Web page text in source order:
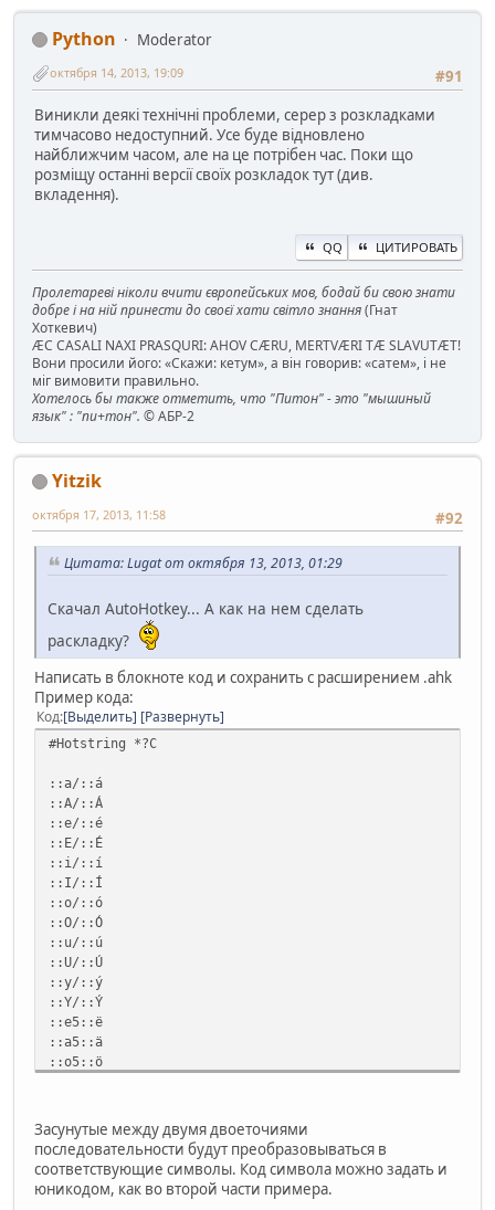
Python
Moderator
#91
октября 14, 2013, 19:09
Виникли деякі технічні проблеми, серер з розкладками
тимчасово недоступний. Усе буде відновлено
найближчим часом, але на це потрібен час. Поки що
розміщу останні версії своїх розкладок тут (див.
вкладення).
QQ ЦИТИРОВАТЬ
Пролетареві ніколи вчити європейських мов, бодай би свою знати
добре і на ній принести до своєї хати світло знання(Гнат
Хоткевич)
ÆC CASALI NAXI PRASQURI: AHOV CÆRU, MERTVÆRI TÆ SLAVUTÆT!
Вони просили його: «Скажи: кетум», а він говорив: «сатем», і не
міг вимовити правильно.
Хотелось бы также отметить, что "Питон" - это "мышиный
язык" : "пи+тон". © АБР-2
Yitzik
#92
октября 17, 2013, 11:58
Цитата: Lugat от октября 13, 2013, 01:29
Скачал AutoHotkey... А как на нем сделать
раскладку?
Написать в блокноте код и сохранить с расширением .ahk
Пример кода:
Код Выделить Развернуть
#Hotstring *?C
::a/::á
::A/::Á
::e/::é
::E/::É
::i/::í
::I/::Í
::o/::ó
::O/::Ó
::u/::ú
::U/::Ú
::y/::ý
::Y/::Ý
::e5::ë
::a5::ä
::o5::ö
::Gx::Ĝ
::gx::ĝ
::Hx::Ĥ
::hx::ĥ
Засунутые между двумя двоеточиями
последовательности будут преобразовываться в
соответствующие символы. Код символа можно задать и
юникодом, как во второй части примера.